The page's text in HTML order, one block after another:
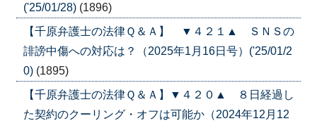
('25/01/28) (1896)
【千原弁護士の法律Ｑ＆Ａ】 ▼４２１▲ ＳＮＳの
誹謗中傷への対応は？（2025年1月16日号）('25/01/2
0) (1895)
【千原弁護士の法律Ｑ＆Ａ】▼４２０▲ ８日経過し
た契約のクーリング・オフは可能か（2024年12月12